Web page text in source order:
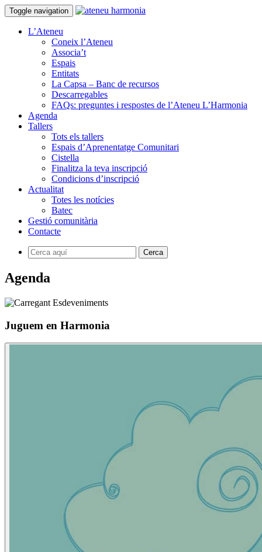
Toggle navigation
L’Ateneu
Coneix l’Ateneu
Associa’t
Espais
Entitats
La Capsa – Banc de recursos
Descarregables
FAQs: preguntes i respostes de l’Ateneu L’Harmonia
Agenda
Tallers
Tots els tallers
Espais d’Aprenentatge Comunitari
Cistella
Finalitza la teva inscripció
Condicions d’inscripció
Actualitat
Totes les notícies
Batec
Gestió comunitària
Contacte
Agenda
Juguem en Harmonia